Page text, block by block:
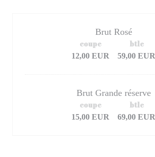
Brut Rosé
12,00 EUR
coupe
59,00 EUR
btle
Brut Grande réserve
15,00 EUR
coupe
69,00 EUR
btle